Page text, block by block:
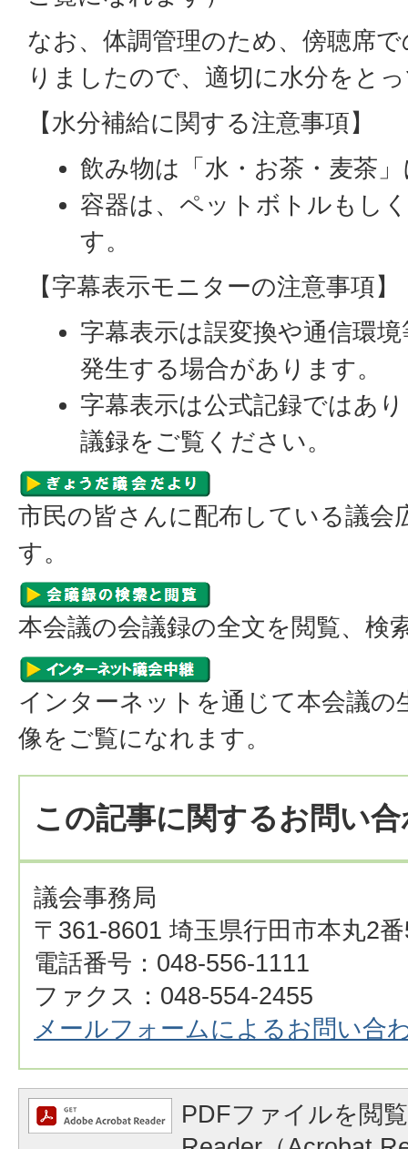
なお、体調管理のため、傍聴席
りましたので、適切に水分をと
【水分補給に関する注意事項】
飲み物は「水・お茶・麦茶
容器は、ペットボトルもし
す。
【字幕表示モニターの注意事項】
字幕表示は誤変換や通信環
発生する場合があります。
字幕表示は公式記録ではあ
議録をご覧ください。
市民の皆さんに配布している議会
す。
本会議の会議録の全文を閲覧、検
インターネットを通じて本会議の
像をご覧になれます。
この記事に関するお問い
議会事務局
〒361-8601 埼玉県行田市本丸2
電話番号：048-556-1111
ファクス：048-554-2455
メールフォームによるお問い合
PDFファイルを閲